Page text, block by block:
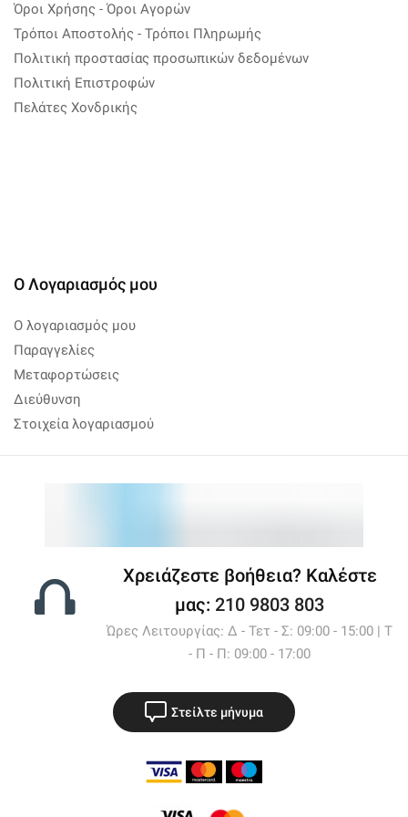
Όροι Χρήσης - Όροι Αγορών
Τρόποι Αποστολής - Τρόποι Πληρωμής
Πολιτική προστασίας προσωπικών δεδομένων
Πολιτική Επιστροφών
Πελάτες Χονδρικής
Ο Λογαριασμός μου
Ο λογαριασμός μου
Παραγγελίες
Μεταφορτώσεις
Διεύθυνση
Στοιχεία λογαριασμού
Χρειάζεστε βοήθεια? Καλέστε
μας: 210 9803 803
Ώρες Λειτουργίας: Δ - Τετ - Σ: 09:00 - 15:00 | Τ
- Π - Π: 09:00 - 17:00
Στείλτε μήνυμα